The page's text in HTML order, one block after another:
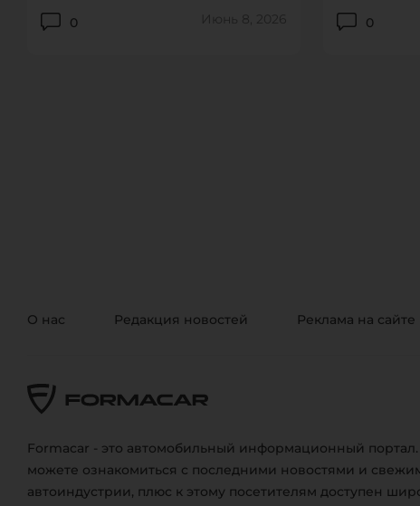
0 Июнь 8, 2026 0
О нас Редакция новостей Реклама на сайте
Formacar - это автомобильный информационный
можете ознакомиться с последними новостями и
автоиндустрии, плюс к этому посетителям доступен